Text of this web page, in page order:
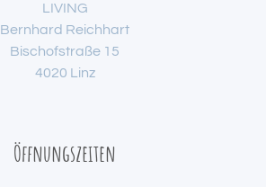
LIVING
Bernhard Reichhart
Bischofstraße 15
4020 Linz
Öffnungszeiten